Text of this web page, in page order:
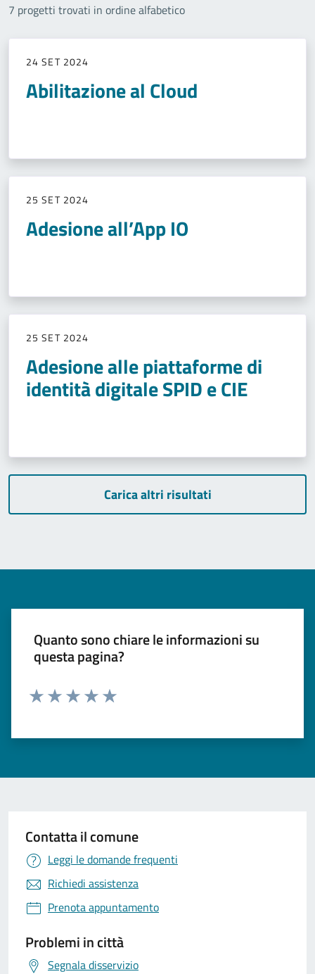
7 progetti trovati in ordine alfabetico
24 SET 2024
Abilitazione al Cloud
25 SET 2024
Adesione all’App IO
25 SET 2024
Adesione alle piattaforme di
identità digitale SPID e CIE
Carica altri risultati
Quanto sono chiare le informazioni su
questa pagina?
Contatta il comune
Leggi le domande frequenti
Richiedi assistenza
Prenota appuntamento
Problemi in città
Segnala disservizio